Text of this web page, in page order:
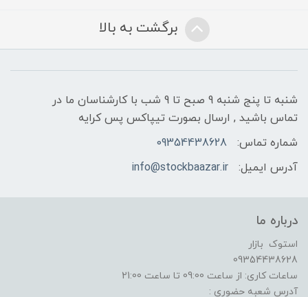
برگشت به بالا
شنبه تا پنج شنبه 9 صبح تا 9 شب با کارشناسان ما در
تماس باشید , ارسال بصورت تیپاکس پس کرایه
شماره تماس:
09354438628
آدرس ایمیل:
info@stockbaazar.ir
درباره ما
استوک بازار
09354438628
ساعات کاری: از ساعت 09:00 تا ساعت 21:00
آدرس شعبه حضوری :